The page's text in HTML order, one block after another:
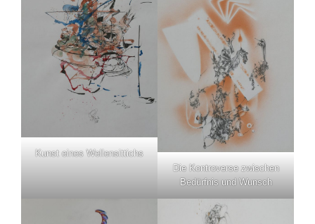
Kunst eines Wellensittichs
Die Kontroverse zwischen
Bedürfnis und Wunsch